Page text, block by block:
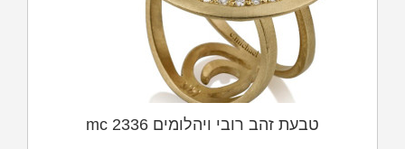
טבעת זהב רובי ויהלומים mc 2336